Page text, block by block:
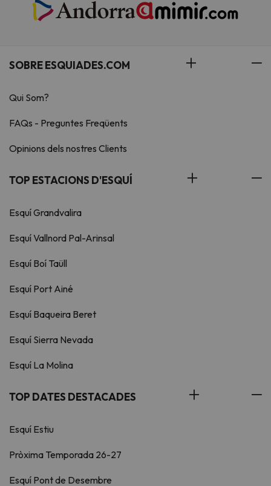
SOBRE ESQUIADES.COM
Qui Som?
FAQs - Preguntes Freqüents
Opinions dels nostres Clients
TOP ESTACIONS D'ESQUÍ
Esquí Grandvalira
Esquí Vallnord Pal-Arinsal
Esquí Boí Taüll
Esquí Port Ainé
Esquí Baqueira Beret
Esquí Sierra Nevada
Esquí La Molina
TOP DATES DESTACADES
Esquí Estiu
Pròxima Temporada 26-27
Esquí Pont de Desembre